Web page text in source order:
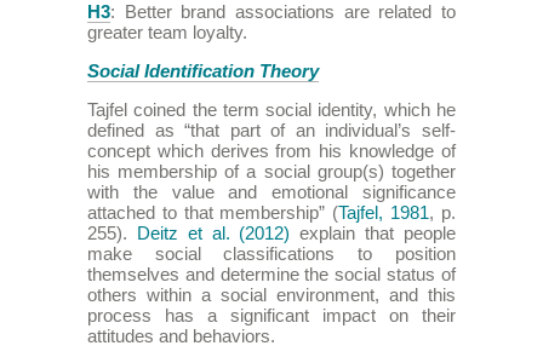
H3: Better brand associations are related to
greater team loyalty.
Social Identification Theory
Tajfel coined the term social identity, which he
defined as “that part of an individual’s self-
concept which derives from his knowledge of
his membership of a social group(s) together
with the value and emotional significance
attached to that membership” (Tajfel, 1981, p.
255). Deitz et al. (2012) explain that people
make social classifications to position
themselves and determine the social status of
others within a social environment, and this
process has a significant impact on their
attitudes and behaviors.